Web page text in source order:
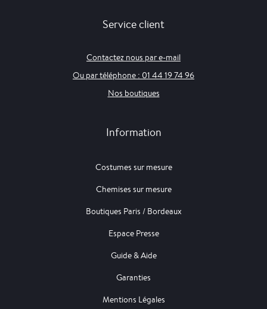
Service client
Contactez nous par e-mail
Ou par téléphone : 01 44 19 74 96
Nos boutiques
Information
Costumes sur mesure
Chemises sur mesure
Boutiques Paris / Bordeaux
Espace Presse
Guide & Aide
Garanties
Mentions Légales